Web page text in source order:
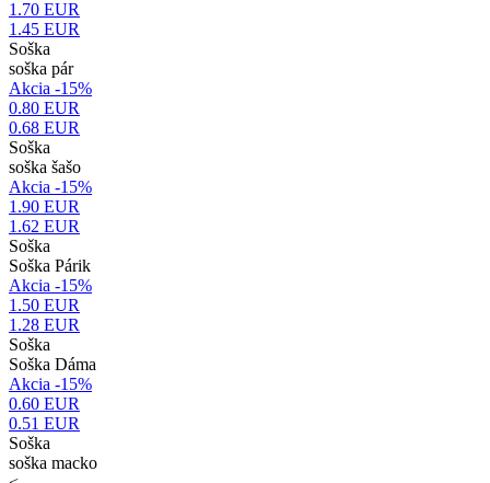
1.70 EUR
1.45 EUR
Soška
soška pár
Akcia -15%
0.80 EUR
0.68 EUR
Soška
soška šašo
Akcia -15%
1.90 EUR
1.62 EUR
Soška
Soška Párik
Akcia -15%
1.50 EUR
1.28 EUR
Soška
Soška Dáma
Akcia -15%
0.60 EUR
0.51 EUR
Soška
soška macko